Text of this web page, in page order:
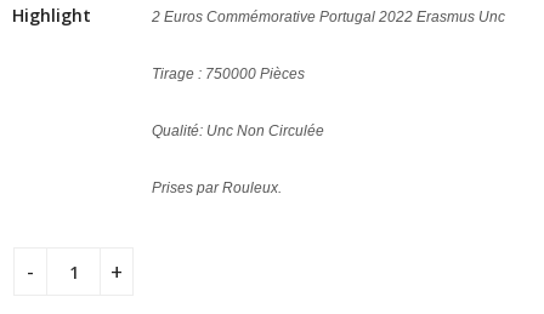
Highlight 2 Euros Commémorative Portugal 2022 Erasmus Unc
Tirage : 750000 Pièces
Qualité: Unc Non Circulée
Prises par Rouleux.